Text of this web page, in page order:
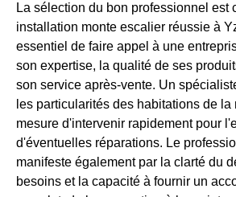
La sélection du bon professionnel est
installation monte escalier réussie à
essentiel de faire appel à une
son expertise, la qualité de ses
son service après-vente. Un
les particularités des habitations de la
mesure d'intervenir rapidement pour
d'éventuelles réparations. Le
manifeste également par la clarté du
besoins et la capacité à fournir un